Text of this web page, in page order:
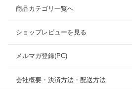
商品カテゴリ一覧へ
ショップレビューを見る
メルマガ登録(PC)
会社概要・決済方法・配送方法